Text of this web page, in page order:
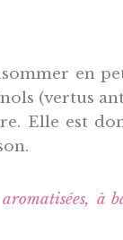
en
(vertus
Elle est
à